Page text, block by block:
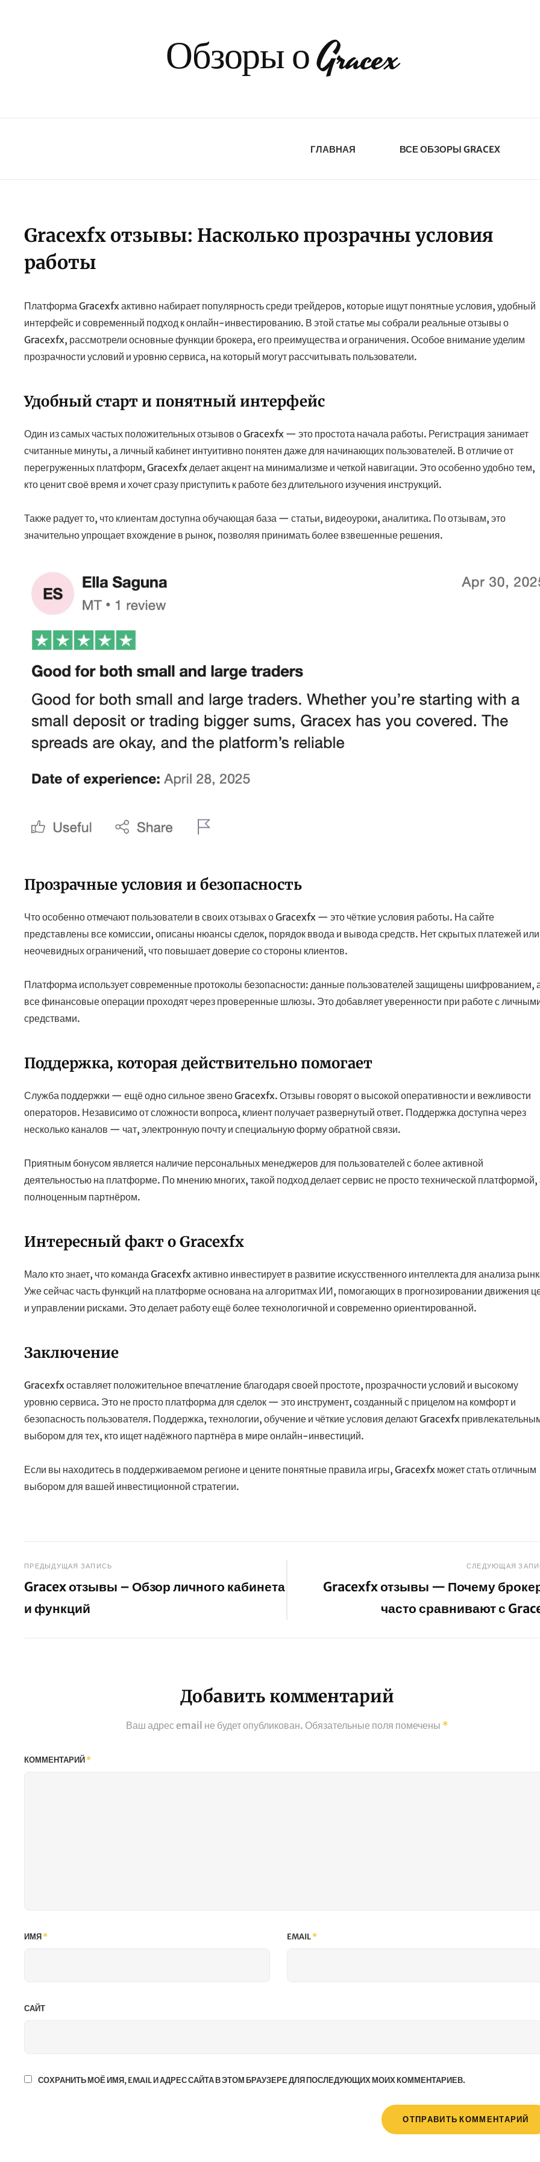
Обзоры о Gracex
ГЛАВНАЯ ВСЕ ОБЗОРЫ GRACEX
Gracexfx отзывы: Насколько прозрачны условия
работы
Платформа Gracexfx активно набирает популярность среди трейдеров, которые ищут понятные условия, удобный
интерфейс и современный подход к онлайн-инвестированию. В этой статье мы собрали реальные отзывы о
Gracexfx, рассмотрели основные функции брокера, его преимущества и ограничения. Особое внимание уделим
прозрачности условий и уровню сервиса, на который могут рассчитывать пользователи.
Удобный старт и понятный интерфейс
Один из самых частых положительных отзывов о Gracexfx — это простота начала работы. Регистрация занимает
считанные минуты, а личный кабинет интуитивно понятен даже для начинающих пользователей. В отличие от
перегруженных платформ, Gracexfx делает акцент на минимализме и четкой навигации. Это особенно удобно тем,
кто ценит своё время и хочет сразу приступить к работе без длительного изучения инструкций.
Также радует то, что клиентам доступна обучающая база — статьи, видеоуроки, аналитика. По отзывам, это
значительно упрощает вхождение в рынок, позволяя принимать более взвешенные решения.
Прозрачные условия и безопасность
Что особенно отмечают пользователи в своих отзывах о Gracexfx — это чёткие условия работы. На сайте
представлены все комиссии, описаны нюансы сделок, порядок ввода и вывода средств. Нет скрытых платежей или
неочевидных ограничений, что повышает доверие со стороны клиентов.
Платформа использует современные протоколы безопасности: данные пользователей защищены шифрованием,
все финансовые операции проходят через проверенные шлюзы. Это добавляет уверенности при работе с
средствами.
Поддержка, которая действительно помогает
Служба поддержки — ещё одно сильное звено Gracexfx. Отзывы говорят о высокой оперативности и вежливости
операторов. Независимо от сложности вопроса, клиент получает развернутый ответ. Поддержка доступна через
несколько каналов — чат, электронную почту и специальную форму обратной связи.
Приятным бонусом является наличие персональных менеджеров для пользователей с более активной
деятельностью на платформе. По мнению многих, такой подход делает сервис не просто технической платформой,
полноценным партнёром.
Интересный факт о Gracexfx
Мало кто знает, что команда Gracexfx активно инвестирует в развитие искусственного интеллекта для анализа
Уже сейчас часть функций на платформе основана на алгоритмах ИИ, помогающих в прогнозировании движения
и управлении рисками. Это делает работу ещё более технологичной и современно ориентированной.
Заключение
Gracexfx оставляет положительное впечатление благодаря своей простоте, прозрачности условий и высокому
уровню сервиса. Это не просто платформа для сделок — это инструмент, созданный с прицелом на комфорт и
безопасность пользователя. Поддержка, технологии, обучение и чёткие условия делают Gracexfx
выбором для тех, кто ищет надёжного партнёра в мире онлайн-инвестиций.
Если вы находитесь в поддерживаемом регионе и цените понятные правила игры, Gracexfx может стать отличным
выбором для вашей инвестиционной стратегии.
Навигация
по
записям
ПРЕДЫДУЩАЯ ЗАПИСЬ
Gracex отзывы – Обзор личного кабинета
и функций
СЛЕДУЮЩАЯ
Gracexfx отзывы — Почему
часто сравнивают с
Добавить комментарий
Ваш адрес email не будет опубликован. Обязательные поля помечены *
КОММЕНТАРИЙ*
ИМЯ* EMAIL*
САЙТ
СОХРАНИТЬ МОЁ ИМЯ, EMAIL И АДРЕС САЙТА В ЭТОМ БРАУЗЕРЕ ДЛЯ ПОСЛЕДУЮЩИХ МОИХ КОММЕНТАРИЕВ.